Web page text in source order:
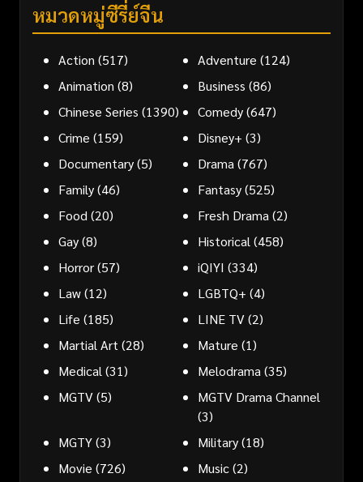
หมวดหมู่ซีรี่ย์จีน
Action (517) Adventure (124)
Animation (8) Business (86)
Chinese Series (1390) Comedy(647)
Crime (159) Disney+ (3)
Documentary(5) Drama (767)
Family(46) Fantasy(525)
Food (20) Fresh Drama (2)
Gay(8) Historical (458)
Horror(57) iQIYI (334)
Law(12) LGBTQ+ (4)
Life (185) LINE TV(2)
Martial Art (28) Mature (1)
Medical (31) Melodrama (35)
MGTV(5)
MGTV Drama Channel
(3)
MGTY(3) Military(18)
Movie (726) Music(2)